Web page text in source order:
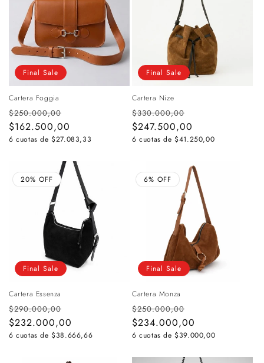
Final Sale
Cartera Foggia
Precio
habitual
$250.000,00
de
oferta
$162.500,00
6 cuotas de $27.083,33
Final Sale
Cartera Nize
Precio
habitual
$330.000,00
de
oferta
$247.500,00
6 cuotas de $41.250,00
Final Sale
Cartera Essenza
Precio
habitual
$290.000,00
de
oferta
$232.000,00
6 cuotas de $38.666,66
20% OFF
Final Sale
Cartera Monza
Precio
habitual
$250.000,00
de
oferta
$234.000,00
6 cuotas de $39.000,00
6% OFF